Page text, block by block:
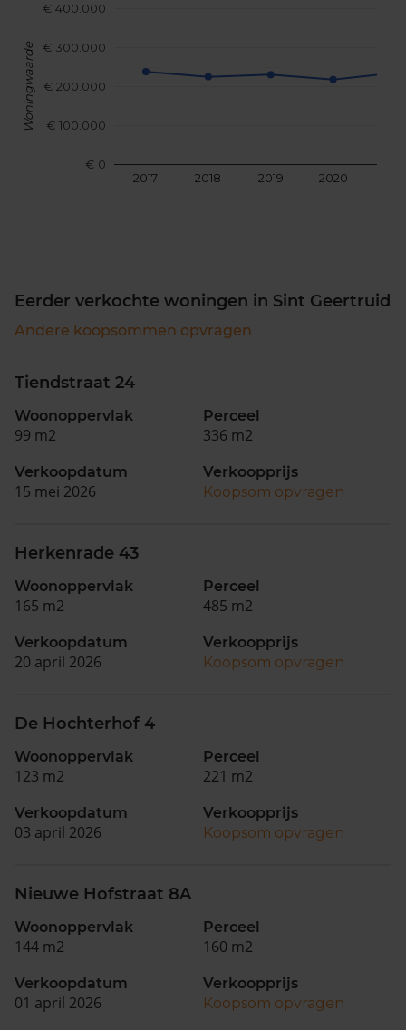
2017 2018 2019 2020
€ 0
€ 100.000
€ 200.000
€ 300.000
€ 400.000
Woningwaarde
Eerder verkochte woningen in Sint Geertruid
Andere koopsommen opvragen
Tiendstraat 24
Woonoppervlak
99 m2
Perceel
336 m2
Verkoopdatum
15 mei 2026
Verkoopprijs
Koopsom opvragen
Herkenrade 43
Woonoppervlak
165 m2
Perceel
485 m2
Verkoopdatum
20 april 2026
Verkoopprijs
Koopsom opvragen
De Hochterhof 4
Woonoppervlak
123 m2
Perceel
221 m2
Verkoopdatum
03 april 2026
Verkoopprijs
Koopsom opvragen
Nieuwe Hofstraat 8A
Woonoppervlak
144 m2
Perceel
160 m2
Verkoopdatum
01 april 2026
Verkoopprijs
Koopsom opvragen